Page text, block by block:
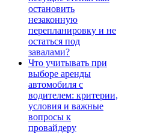
остановить
незаконную
перепланировку и не
остаться под
завалами?
Что учитывать при
выборе аренды
автомобиля с
водителем: критерии,
условия и важные
вопросы к
провайдеру